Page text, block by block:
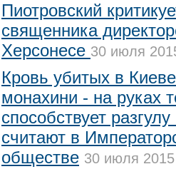
Пиотровский
священника
Херсонесе 30 июля
Кровь убитых в
монахини - на руках
способствует
считают в
обществе 30 июля